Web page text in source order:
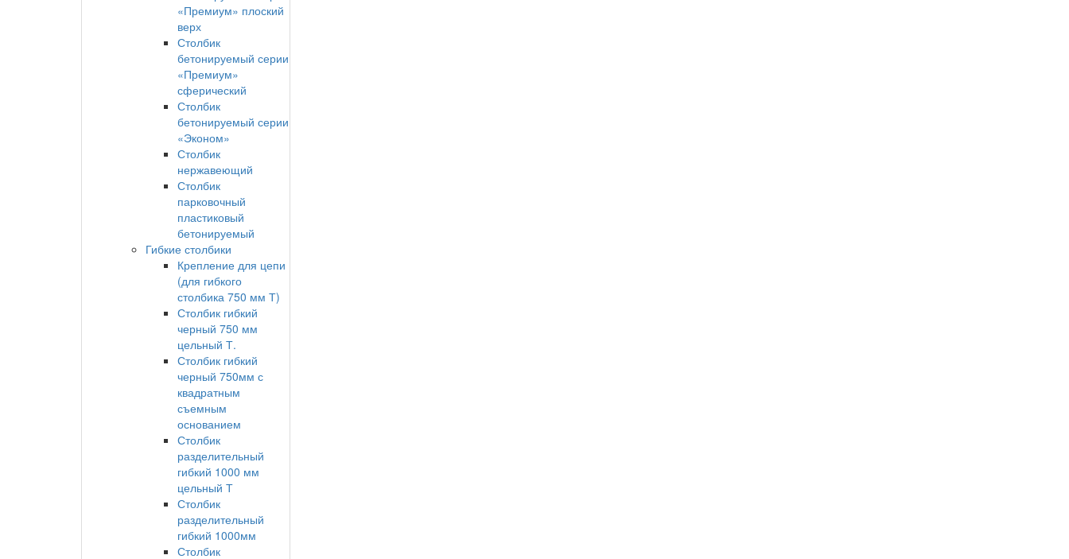
«Премиум» плоский
верх
Столбик
бетонируемый серии
«Премиум»
сферический
Столбик
бетонируемый серии
«Эконом»
Столбик
нержавеющий
Столбик
парковочный
пластиковый
бетонируемый
Гибкие столбики
Крепление для цепи
(для гибкого
столбика 750 мм Т)
Столбик гибкий
черный 750 мм
цельный Т.
Столбик гибкий
черный 750мм с
квадратным
съемным
основанием
Столбик
разделительный
гибкий 1000 мм
цельный Т
Столбик
разделительный
гибкий 1000мм
Столбик